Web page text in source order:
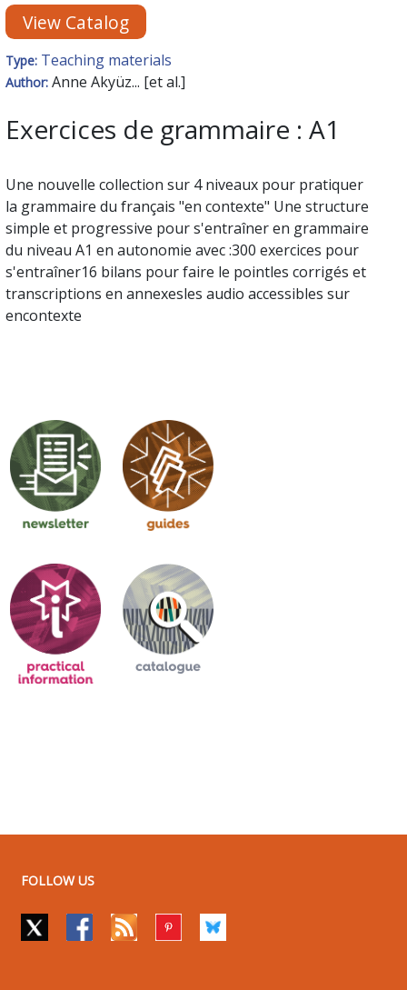
View Catalog
Type: Teaching materials
Author: Anne Akyüz... [et al.]
Exercices de grammaire : A1
Une nouvelle collection sur 4 niveaux pour pratiquer
la grammaire du français "en contexte" Une structure
simple et progressive pour s'entraîner en grammaire
du niveau A1 en autonomie avec :300 exercices pour
s'entraîner16 bilans pour faire le pointles corrigés et
transcriptions en annexesles audio accessibles sur
encontexte
FOLLOW US